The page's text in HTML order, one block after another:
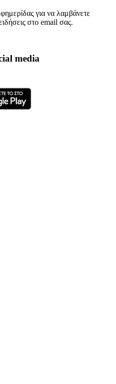
για να λαμβάνετε
στο email σας.
media